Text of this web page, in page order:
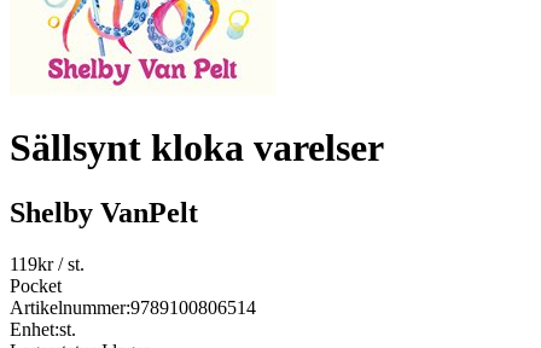
Sällsynt kloka varelser
Shelby VanPelt
119kr/ st.
Pocket
Artikelnummer:9789100806514
Enhet:st.